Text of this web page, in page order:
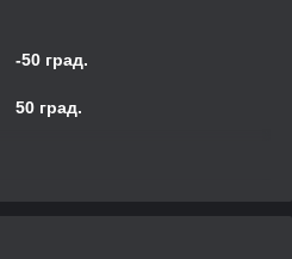
-50 град.
50 град.